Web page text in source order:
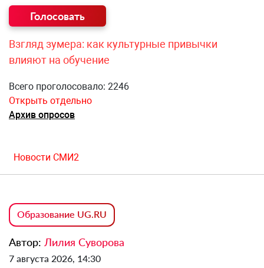
Взгляд зумера: как культурные привычки
влияют на обучение
Всего проголосовало: 2246
Открыть отдельно
Архив опросов
Новости СМИ2
Образование UG.RU
Автор: Лилия Суворова
7 августа 2026, 14:30